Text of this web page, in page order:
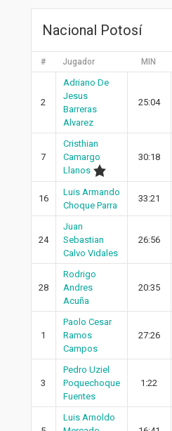
Nacional Potosí
# Jugador MIN
2
Adriano De
Jesus
Barreras
Alvarez
25:04
7
Cristhian
Camargo
Llanos
30:18
16
Luis Armando
Choque Parra
33:21
24
Juan
Sebastian
Calvo Vidales
26:56
28
Rodrigo
Andres
Acuña
20:35
1
Paolo Cesar
Ramos
Campos
27:26
3
Pedro Uziel
Poquechoque
Fuentes
1:22
Luis Arnoldo